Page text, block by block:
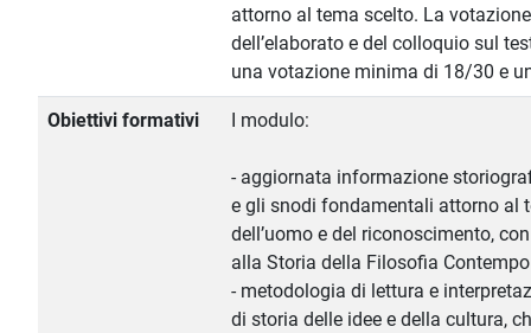
attorno al tema scelto. La
dell’elaborato e del colloquio sul
una votazione minima di 18/30 e
Obiettivi formativi I modulo:
- aggiornata informazione
e gli snodi fondamentali attorno al
dell’uomo e del riconoscimento,
alla Storia della Filosofia
- metodologia di lettura e
di storia delle idee e della cultura,